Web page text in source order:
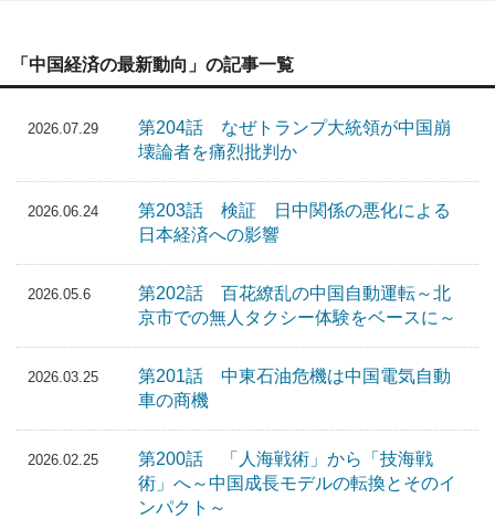
「中国経済の最新動向」の記事一覧
2026.07.29
第204話 なぜトランプ大統領が中国崩
壊論者を痛烈批判か
2026.06.24
第203話 検証 日中関係の悪化による
日本経済への影響
2026.05.6
第202話 百花繚乱の中国自動運転～北
京市での無人タクシー体験をベースに～
2026.03.25
第201話 中東石油危機は中国電気自動
車の商機
2026.02.25
第200話 「人海戦術」から「技海戦
術」へ～中国成長モデルの転換とそのイ
ンパクト～